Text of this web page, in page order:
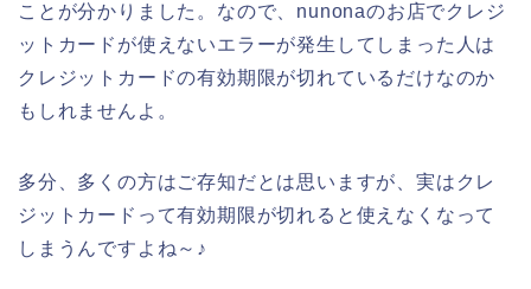
ことが分かりました。なので、nunonaのお店でクレジ
ットカードが使えないエラーが発生してしまった人は
クレジットカードの有効期限が切れているだけなのか
もしれませんよ。
多分、多くの方はご存知だとは思いますが、実はクレ
ジットカードって有効期限が切れると使えなくなって
しまうんですよね～♪